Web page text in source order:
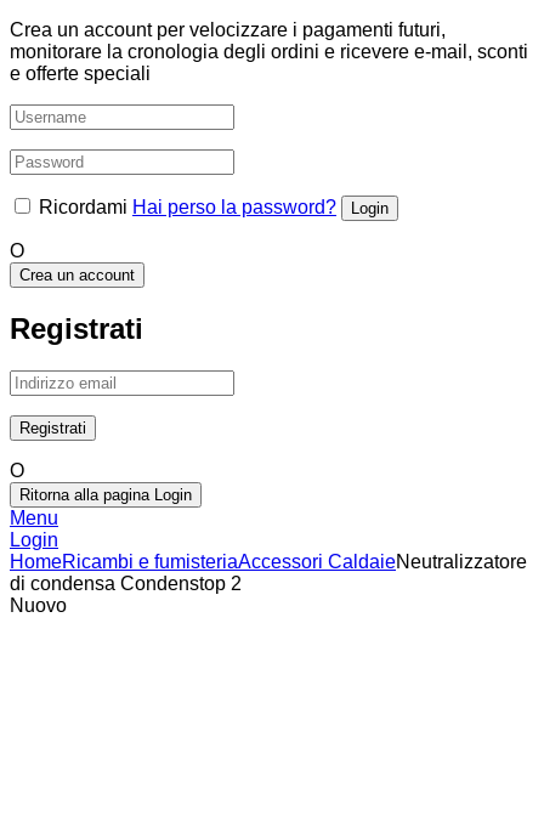
Crea un account per velocizzare i pagamenti futuri,
monitorare la cronologia degli ordini e ricevere e-mail, sconti
e offerte speciali
Ricordami Hai perso la password?
O
Crea un account
Registrati
O
Ritorna alla pagina Login
Menu
Login
HomeRicambi e fumisteriaAccessori CaldaieNeutralizzatore
di condensa Condenstop 2
Nuovo